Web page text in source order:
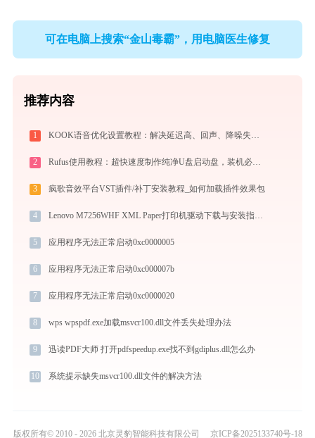
可在电脑上搜索“金山毒霸”，用电脑医生修复
推荐内容
1 KOOK语音优化设置教程：解决延迟高、回声、降噪失效问题
2 Rufus使用教程：超快速度制作纯净U盘启动盘，装机必备免费工具
3 疯歌音效平台VST插件/补丁安装教程_如何加载插件效果包
4 Lenovo M7256WHF XML Paper打印机驱动下载与安装指南：一步步教您操作
5 应用程序无法正常启动0xc0000005
6 应用程序无法正常启动0xc000007b
7 应用程序无法正常启动0xc0000020
8 wps wpspdf.exe加载msvcr100.dll文件丢失处理办法
9 迅读PDF大师 打开pdfspeedup.exe找不到gdiplus.dll怎么办
10 系统提示缺失msvcr100.dll文件的解决方法
版权所有© 2010 - 2026 北京灵豹智能科技有限公司 京ICP备2025133740号-18